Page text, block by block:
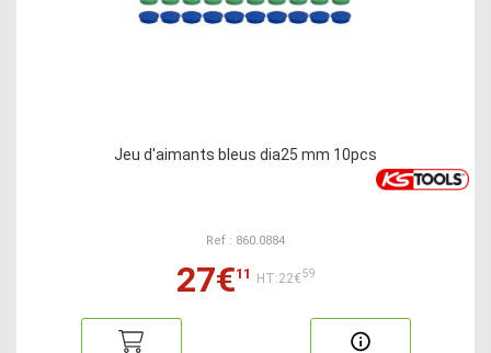
Jeu d'aimants bleus dia25 mm 10pcs
Ref : 860.0884
27€11 HT:22€59